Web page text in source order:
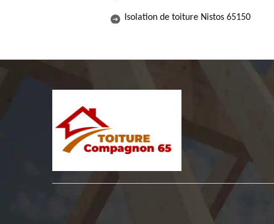
Isolation de toiture Nistos 65150